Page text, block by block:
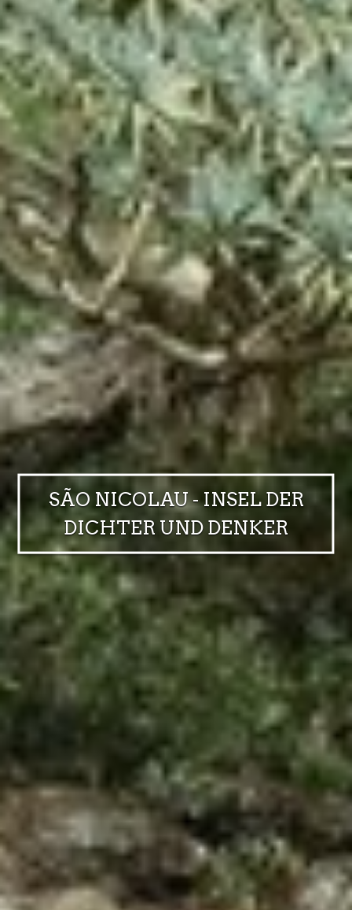
SÃO NICOLAU - INSEL DER
DICHTER UND DENKER